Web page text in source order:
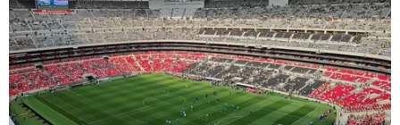
thu hút hơn 100.000 lượt thí sinh dự thi; gần 100
trường Đại học, Cao đẳng sử dụng kết quả để
tuyển sinh. Các đơn vị thuộc Đại học Quốc gia
Thành phố Hồ Chí Minh dành tối thiểu 40% chỉ
tiêu cho phương thức xét tuyển này.